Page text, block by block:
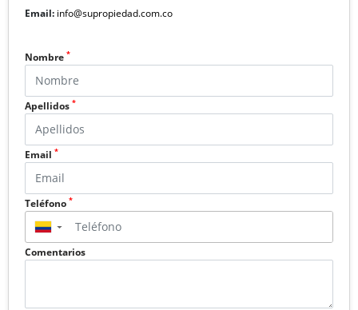
Email: info@supropiedad.com.co
Nombre *
Apellidos *
Email *
Teléfono *
▼
Comentarios